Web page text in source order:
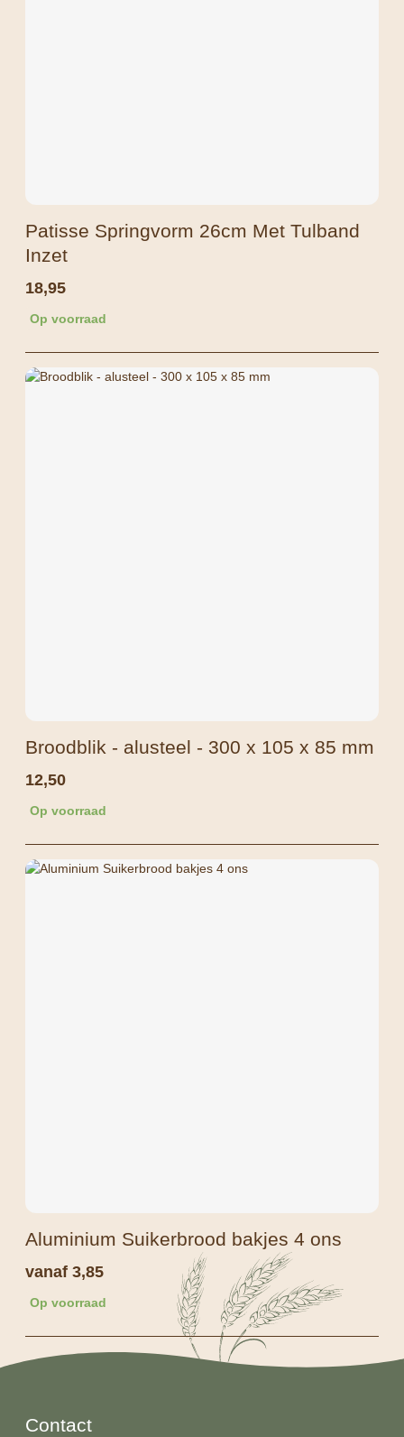
Patisse Springvorm 26cm Met Tulband
Inzet
18,95
Op voorraad
Broodblik - alusteel - 300 x 105 x 85 mm
12,50
Op voorraad
Aluminium Suikerbrood bakjes 4 ons
vanaf 3,85
Op voorraad
Contact